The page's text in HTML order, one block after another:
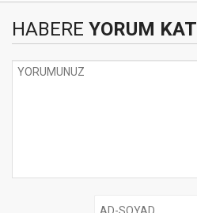
HABERE YORUM KAT